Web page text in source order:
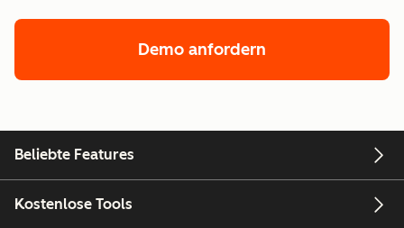
Demo anfordern
Beliebte Features
Kostenlose Tools